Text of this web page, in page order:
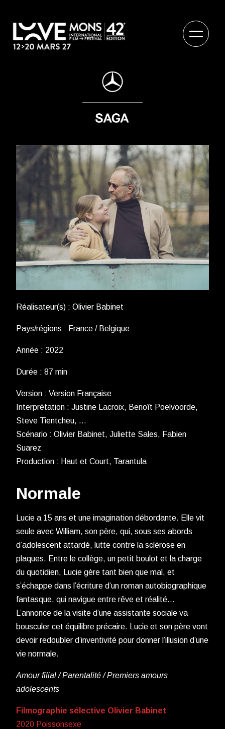
Réalisateur(s) : Olivier Babinet
Pays/régions : France / Belgique
Année : 2022
Durée : 87 min
Version : Version Française
Interprétation : Justine Lacroix, Benoît Poelvoorde,
Steve Tientcheu, …
Scénario : Olivier Babinet, Juliette Sales, Fabien
Suarez
Production : Haut et Court, Tarantula
Normale
Lucie a 15 ans et une imagination débordante. Elle vit
seule avec William, son père, qui, sous ses abords
d’adolescent attardé, lutte contre la sclérose en
plaques. Entre le collège, un petit boulot et la charge
du quotidien, Lucie gère tant bien que mal, et
s’échappe dans l’écriture d’un roman autobiographique
fantasque, qui navigue entre rêve et réalité…
L’annonce de la visite d’une assistante sociale va
bousculer cet équilibre précaire. Lucie et son père vont
devoir redoubler d’inventivité pour donner l’illusion d’une
vie normale.
Amour filial / Parentalité / Premiers amours
adolescents
Filmographie sélective Olivier Babinet
2020 Poissonsexe